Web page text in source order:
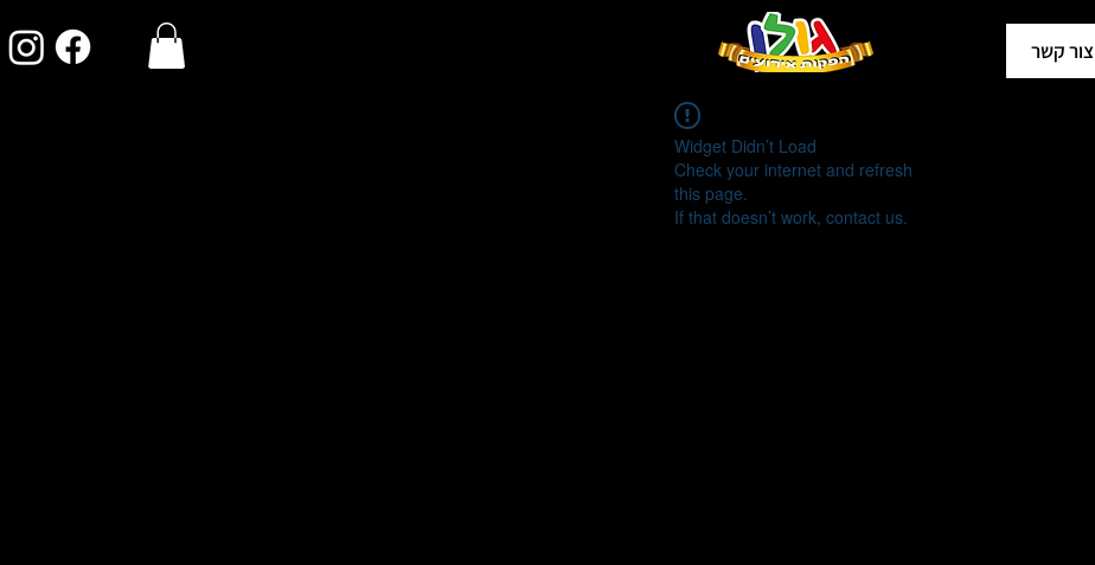
צור קשר
Widget Didn’t Load
Check your internet and refresh
this page.
If that doesn’t work, contact us.